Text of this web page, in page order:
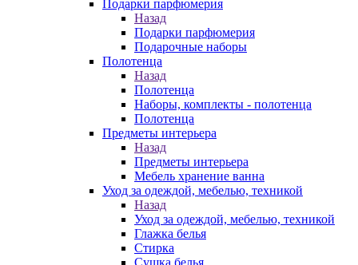
Подарки парфюмерия
Назад
Подарки парфюмерия
Подарочные наборы
Полотенца
Назад
Полотенца
Наборы, комплекты - полотенца
Полотенца
Предметы интерьера
Назад
Предметы интерьера
Мебель хранение ванна
Уход за одеждой, мебелью, техникой
Назад
Уход за одеждой, мебелью, техникой
Глажка белья
Стирка
Сушка белья